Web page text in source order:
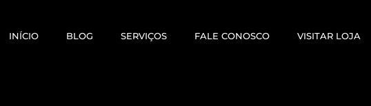
INÍCIO BLOG SERVIÇOS FALE CONOSCO VISITAR LOJA